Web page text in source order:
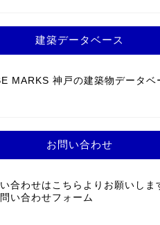
建築データベース
MARKS 神戸の建築物データベ
お問い合わせ
合わせはこちらよりお願いしま
い合わせフォーム